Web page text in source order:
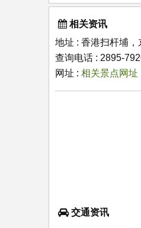
相关资讯
地址 : 香港扫杆埔
查询电话 : 2895-
网址 : 相关景点网址
交通资讯